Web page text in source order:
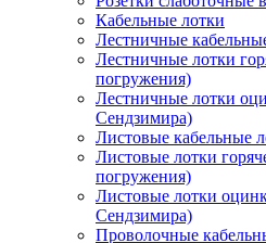
Кабельные лотки
Лестничные
Лестничные лотки
погружения)
Лестничные лотки
Сендзимира)
Листовые кабельные
Листовые лотки
погружения)
Листовые лотки
Сендзимира)
Проволочные